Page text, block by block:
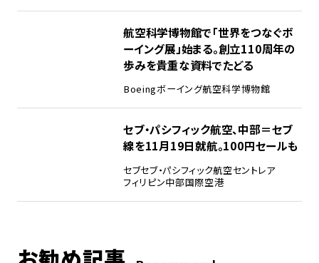
航空科学博物館で「世界をつなぐボ
ーイング展」始まる。創立110周年の
歩みを貴重な資料でたどる
Boeingボーイング航空科学博物館
セブ・パシフィック航空、中部＝セブ
線を11月19日就航。100円セールも
セブセブ・パシフィック航空セントレア
フィリピン中部国際空港